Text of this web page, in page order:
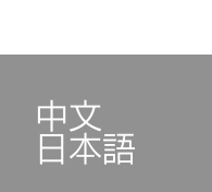
中文
日本語